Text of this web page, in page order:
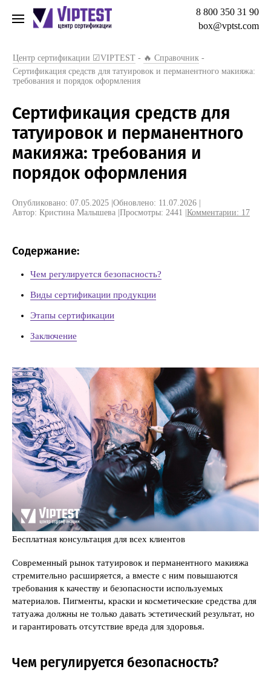
8 800 350 31 90
box@vptst.com
Центр сертификации ☑VIPTEST - 🔥 Справочник -
Сертификация средств для татуировок и перманентного макияжа:
требования и порядок оформления
Сертификация средств для
татуировок и перманентного
макияжа: требования и
порядок оформления
Опубликовано: 07.05.2025 Обновлено: 11.07.2026
Автор: Кристина Малышева Просмотры: 2441 Комментарии: 17
Содержание:
Чем регулируется безопасность?
Виды сертификации продукции
Этапы сертификации
Заключение
Бесплатная консультация для всех клиентов
Современный рынок татуировок и перманентного макияжа
стремительно расширяется, а вместе с ним повышаются
требования к качеству и безопасности используемых
материалов. Пигменты, краски и косметические средства для
татуажа должны не только давать эстетический результат, но
и гарантировать отсутствие вреда для здоровья.
Чем регулируется безопасность?